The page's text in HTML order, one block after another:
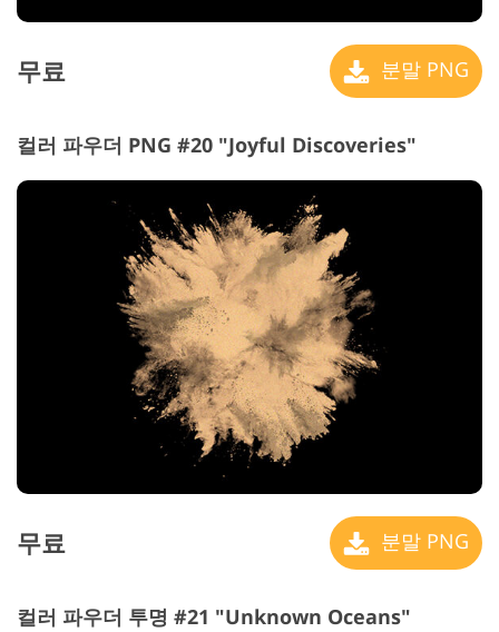
무료 분말 PNG
컬러 파우더 PNG #20 "Joyful Discoveries"
무료 분말 PNG
컬러 파우더 투명 #21 "Unknown Oceans"